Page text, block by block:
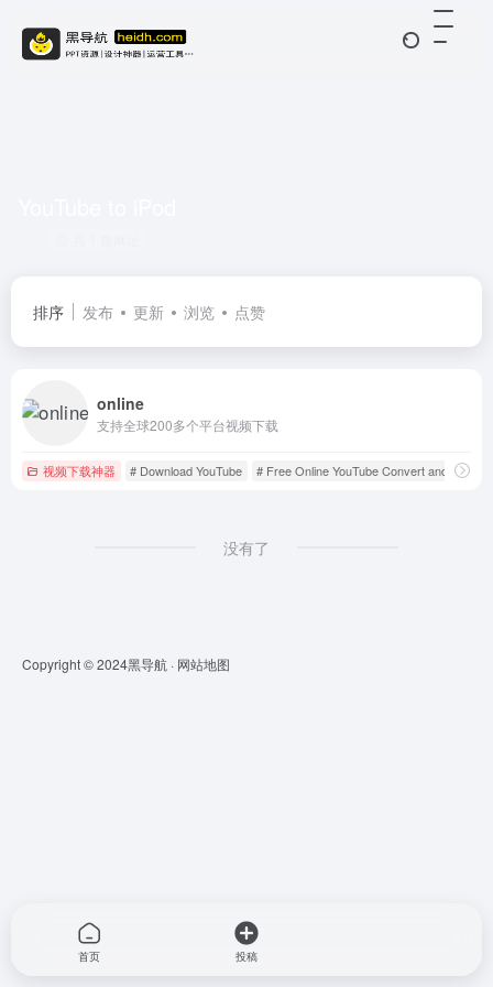
排序 发布 更新 浏览 点赞
online
支持全球200多个平台视频下载
视频下载神器 # Download YouTube # Free Online YouTube Convert and
没有了
Copyright © 2024黑导航 · 网站地图
首页 投稿